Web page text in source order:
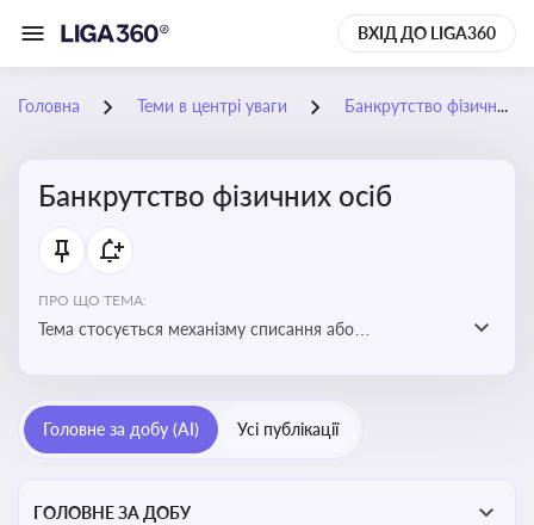
ВХІД ДО LIGA360
Головна Теми в центрі уваги Банкрутство фізичних осіб
Банкрутство фізичних осіб
ПРО ЩО ТЕМА:
Тема стосується механізму списання або
права як боржника, так і кредиторів
Головне за добу (AI) Усі публікації
ГОЛОВНЕ ЗА ДОБУ